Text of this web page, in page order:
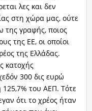
λες και δεν
στη χώρα μας, ούτε
της γραφής, ποιος
της ΕΕ, οι οποίοι
της Ελλάδας.
κατοχής
300 δις ευρώ
του ΑΕΠ. Τότε
ότι το χρέος ήταν